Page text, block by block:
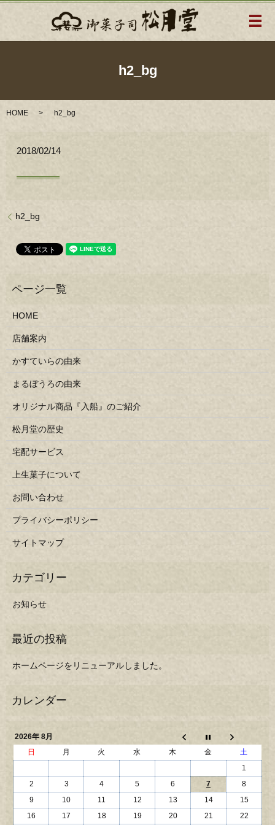
メ
h2_bg
HOME h2_bg
2018/02/14
h2_bg
HOME
店舗案内
かすていらの由来
まるぼうろの由来
オリジナル商品『入船』のご紹介
松月堂の歴史
宅配サービス
上生菓子について
お問い合わせ
プライバシーポリシー
サイトマップ
お知らせ
ホームページをリニューアルしました。
2026年 8月
日
月 火 水 木 金
土
1
2
3 4 5 6 7
8
9
10 11 12 13 14
15
16
17 18 19 20 21 22